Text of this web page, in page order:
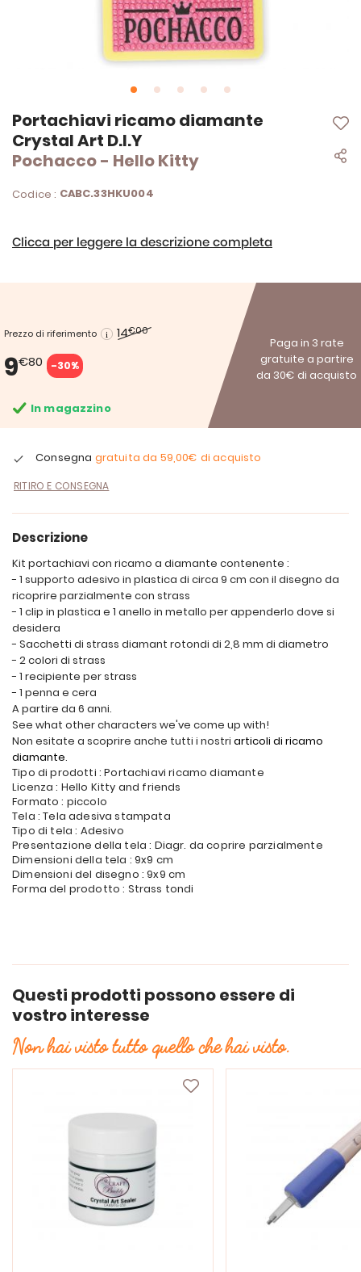
Portachiavi ricamo diamante
Crystal Art D.I.Y
Pochacco - Hello Kitty
Codice : CABC.33HKU004
Clicca per leggere la descrizione completa
Prezzo di riferimento 14€00
9€80 -30%
Paga in 3 rate
gratuite a partire
da 30€ di acquisto
In magazzino
Consegna gratuita da 59,00€ di acquisto
RITIRO E CONSEGNA
Vai
all'inizio
della
galleria
immagini
Descrizione
Kit portachiavi con ricamo a diamante contenente :
- 1 supporto adesivo in plastica di circa 9 cm con il disegno da
ricoprire parzialmente con strass
- 1 clip in plastica e 1 anello in metallo per appenderlo dove si
desidera
- Sacchetti di strass diamant rotondi di 2,8 mm di diametro
- 2 colori di strass
- 1 recipiente per strass
- 1 penna e cera
A partire da 6 anni.
See what other characters we've come up with!
Non esitate a scoprire anche tutti i nostri articoli di ricamo
diamante.
Tipo di prodotti : Portachiavi ricamo diamante
Licenza : Hello Kitty and friends
Formato : piccolo
Tela : Tela adesiva stampata
Tipo di tela : Adesivo
Presentazione della tela : Diagr. da coprire parzialmente
Dimensioni della tela : 9x9 cm
Dimensioni del disegno : 9x9 cm
Forma del prodotto : Strass tondi
Questi prodotti possono essere di
vostro interesse
Non hai visto tutto quello che hai visto.